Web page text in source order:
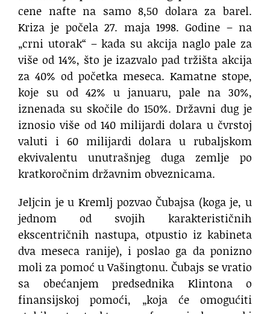
cene nafte na samo 8,50 dolara za barel.
Kriza je počela 27. maja 1998. Godine – na
„crni utorak“ – kada su akcija naglo pale za
više od 14%, što je izazvalo pad tržišta akcija
za 40% od početka meseca. Kamatne stope,
koje su od 42% u januaru, pale na 30%,
iznenada su skočile do 150%. Državni dug je
iznosio više od 140 milijardi dolara u čvrstoj
valuti i 60 milijardi dolara u rubaljskom
ekvivalentu unutrašnjeg duga zemlje po
kratkoročnim državnim obveznicama.
Jeljcin je u Kremlj pozvao Čubajsa (koga je, u
jednom od svojih karakterističnih
ekscentričnih nastupa, otpustio iz kabineta
dva meseca ranije), i poslao ga da ponizno
moli za pomoć u Vašingtonu. Čubajs se vratio
sa obećanjem predsednika Klintona o
finansijskoj pomoći, „koja će omogućiti